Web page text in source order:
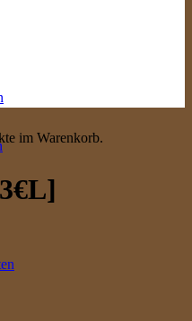
im Warenkorb.